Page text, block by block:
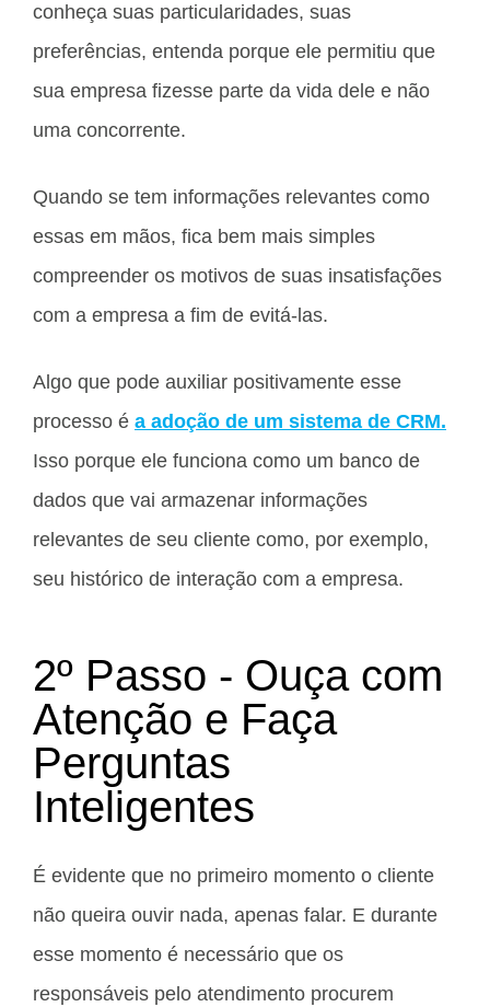
conheça suas particularidades, suas
preferências, entenda porque ele permitiu que
sua empresa fizesse parte da vida dele e não
uma concorrente.
Quando se tem informações relevantes como
essas em mãos, fica bem mais simples
compreender os motivos de suas insatisfações
com a empresa a fim de evitá-las.
Algo que pode auxiliar positivamente esse
processo é a adoção de um sistema de CRM.
Isso porque ele funciona como um banco de
dados que vai armazenar informações
relevantes de seu cliente como, por exemplo,
seu histórico de interação com a empresa.
2º Passo - Ouça com
Atenção e Faça
Perguntas
Inteligentes
É evidente que no primeiro momento o cliente
não queira ouvir nada, apenas falar. E durante
esse momento é necessário que os
responsáveis pelo atendimento procurem